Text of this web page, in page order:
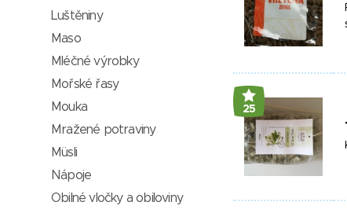
25
Luštěniny
Maso
Mléčné výrobky
Mořské řasy
Mouka
Mražené potraviny
Müsli
Nápoje
Obilné vločky a obiloviny